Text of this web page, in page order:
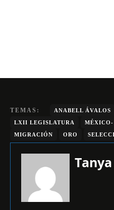
TEMAS: ANABELL ÁVALOS
LXII LEGISLATURA
MÉXICO-
MIGRACIÓN
ORO